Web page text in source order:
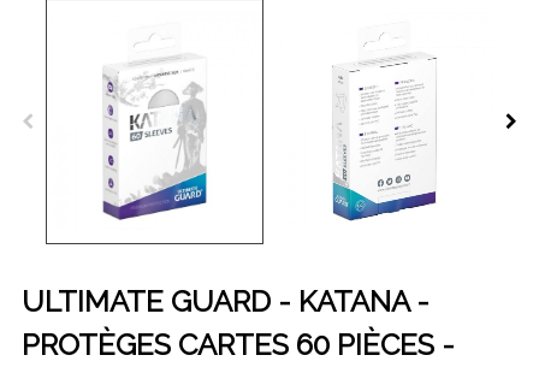
ULTIMATE GUARD - KATANA -
PROTÈGES CARTES 60 PIÈCES -